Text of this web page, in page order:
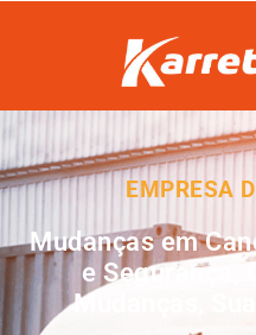
EMPRESA
Mudanças em
e Segurança,
Mudanças,